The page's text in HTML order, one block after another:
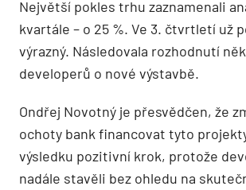
Největší pokles trhu zaznamenali
kvartále – o 25 %. Ve 3. čtvrtletí už
výrazný. Následovala rozhodnutí
developerů o nové výstavbě.
Ondřej Novotný je přesvědčen, že
ochoty bank financovat tyto
výsledku pozitivní krok, protože
nadále stavěli bez ohledu na